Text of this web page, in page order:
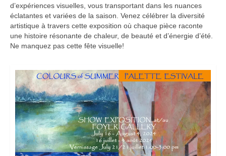
d’expériences visuelles, vous transportant dans les nuances
éclatantes et variées de la saison. Venez célébrer la diversité
artistique à travers cette exposition où chaque pièce raconte
une histoire résonante de chaleur, de beauté et d’énergie d’été.
Ne manquez pas cette fête visuelle!